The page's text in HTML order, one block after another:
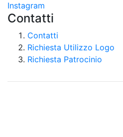
Instagram
Contatti
Contatti
Richiesta Utilizzo Logo
Richiesta Patrocinio